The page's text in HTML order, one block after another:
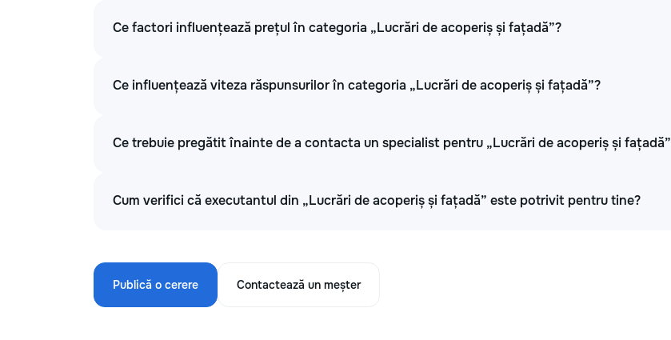
Ce factori influențează prețul în categoria „Lucrări de acoperiș și fațadă”?
Ce influențează viteza răspunsurilor în categoria „Lucrări de acoperiș și fațadă”?
Ce trebuie pregătit înainte de a contacta un specialist pentru „Lucrări de acoperiș și
Cum verifici că executantul din „Lucrări de acoperiș și fațadă” este potrivit pentru tine?
Publică o cerere Contactează un meșter